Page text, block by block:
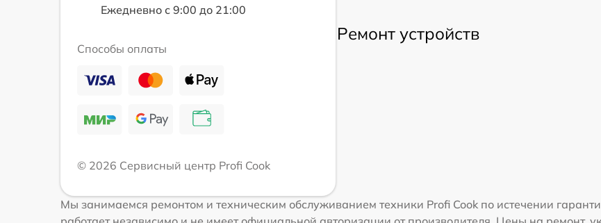
Ежедневно с 9:00 до 21:00
Способы оплаты
© 2026 Сервисный центр Profi Cook
Ремонт устройств
Мы занимаемся ремонтом и техническим обслуживанием техники Profi Cook по истечении